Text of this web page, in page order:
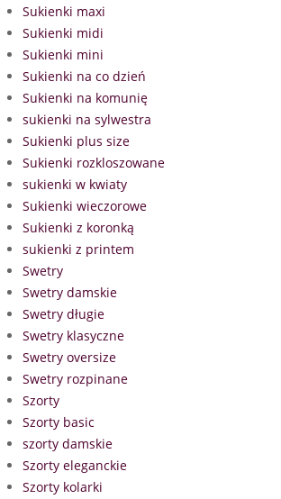
Sukienki maxi
Sukienki midi
Sukienki mini
Sukienki na co dzień
Sukienki na komunię
sukienki na sylwestra
Sukienki plus size
Sukienki rozkloszowane
sukienki w kwiaty
Sukienki wieczorowe
Sukienki z koronką
sukienki z printem
Swetry
Swetry damskie
Swetry długie
Swetry klasyczne
Swetry oversize
Swetry rozpinane
Szorty
Szorty basic
szorty damskie
Szorty eleganckie
Szorty kolarki